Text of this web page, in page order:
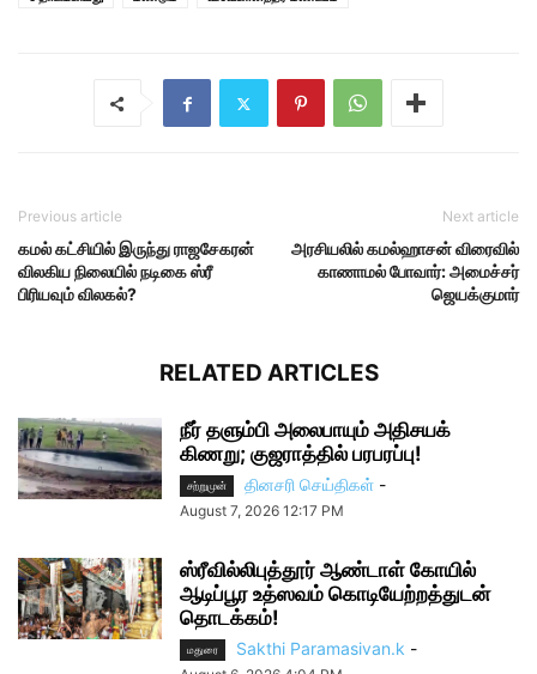
Previous article
கமல் கட்சியில் இருந்து ராஜசேகரன்
விலகிய நிலையில் நடிகை ஸ்ரீ
பிரியவும் விலகல்?
Next article
அரசியலில் கமல்ஹாசன் விரைவில்
காணாமல் போவார்: அமைச்சர்
ஜெயக்குமார்
RELATED ARTICLES
நீர் தளும்பி அலைபாயும் அதிசயக்
கிணறு; குஜராத்தில் பரபரப்பு!
சற்றுமுன் தினசரி செய்திகள் -
August 7, 2026 12:17 PM
ஸ்ரீவில்லிபுத்தூர் ஆண்டாள் கோயில்
ஆடிப்பூர உத்ஸவம் கொடியேற்றத்துடன்
தொடக்கம்!
மதுரை Sakthi Paramasivan.k -